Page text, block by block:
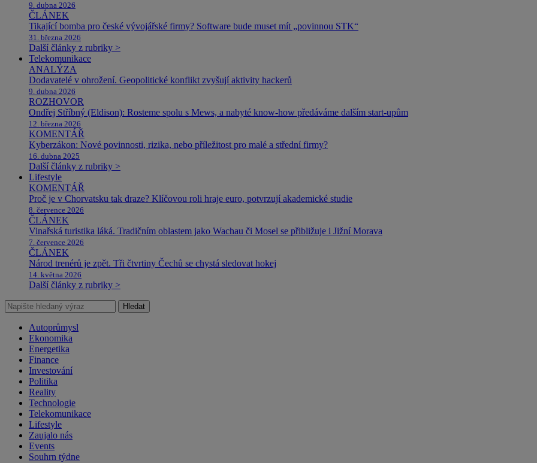
9. dubna 2026
ČLÁNEK
Tikající bomba pro české vývojářské firmy? Software bude muset mít „povinnou STK“
31. března 2026
Další články z rubriky >
Telekomunikace
ANALÝZA
Dodavatelé v ohrožení. Geopolitické konflikt zvyšují aktivity hackerů
9. dubna 2026
ROZHOVOR
Ondřej Stříbný (Eldison): Rosteme spolu s Mews, a nabyté know-how předáváme dalším start-upům
12. března 2026
KOMENTÁŘ
Kyberzákon: Nové povinnosti, rizika, nebo příležitost pro malé a střední firmy?
16. dubna 2025
Další články z rubriky >
Lifestyle
KOMENTÁŘ
Proč je v Chorvatsku tak draze? Klíčovou roli hraje euro, potvrzují akademické studie
8. července 2026
ČLÁNEK
Vinařská turistika láká. Tradičním oblastem jako Wachau či Mosel se přibližuje i Jižní Morava
7. července 2026
ČLÁNEK
Národ trenérů je zpět. Tři čtvrtiny Čechů se chystá sledovat hokej
14. května 2026
Další články z rubriky >
Hledat
Autoprůmysl
Ekonomika
Energetika
Finance
Investování
Politika
Reality
Technologie
Telekomunikace
Lifestyle
Zaujalo nás
Events
Souhrn týdne